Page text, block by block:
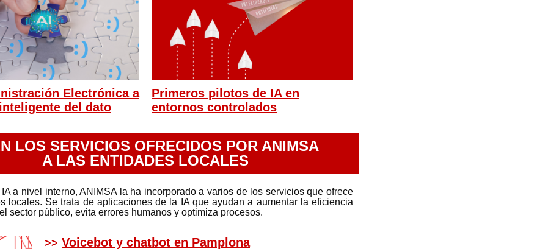
Electrónica a
del dato
Primeros pilotos de IA en
entornos controlados
LOS SERVICIOS OFRECIDOS POR ANIMSA
A LAS ENTIDADES LOCALES
a nivel interno, ANIMSA la ha incorporado a varios de los servicios que ofrece
locales. Se trata de aplicaciones de la IA que ayudan a aumentar la eficiencia
sector público, evita errores humanos y optimiza procesos.
>> Voicebot y chatbot en Pamplona